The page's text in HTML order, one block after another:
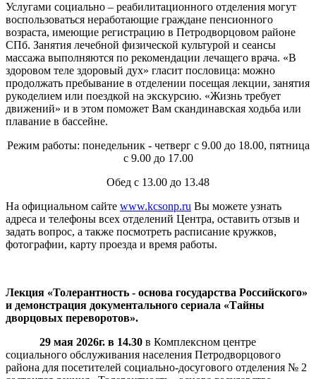
Услугами социально – реабилитационного отделения могут
воспользоваться неработающие граждане пенсионного
возраста, имеющие регистрацию в Петродворцовом районе
СПб. Занятия лечебной физической культурой и сеансы
массажа выполняются по рекомендации лечащего врача. «В
здоровом теле здоровый дух» гласит пословица: можно
продолжать пребывание в отделении посещая лекции, занятия
рукоделием или поездкой на экскурсию. «Жизнь требует
движений» и в этом поможет Вам скандинавская ходьба или
плавание в бассейне.
Режим работы: понедельник - четверг с 9.00 до 18.00, пятница
с 9.00 до 17.00
Обед с 13.00 до 13.48
На официальном сайте www.kcsonp.ru Вы можете узнать
адреса и телефоны всех отделений Центра, оставить отзыв и
задать вопрос, а также посмотреть расписание кружков,
фотографии, карту проезда и время работы.
Лекция «Толерантность - основа государства Российского»
и демонстрация документального сериала «Тайны
дворцовых переворотов».
29 мая 2026г. в 14.30 в Комплексном центре
социального обслуживания населения Петродворцового
района для посетителей социально-досугового отделения № 2